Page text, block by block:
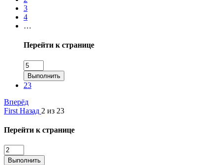
3
4
…
Перейти к странице
Выполнить
23
Вперёд
First Назад 2 из 23
Перейти к странице
Выполнить